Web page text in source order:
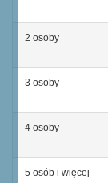
2 osoby
3 osoby
4 osoby
5 osób i więcej